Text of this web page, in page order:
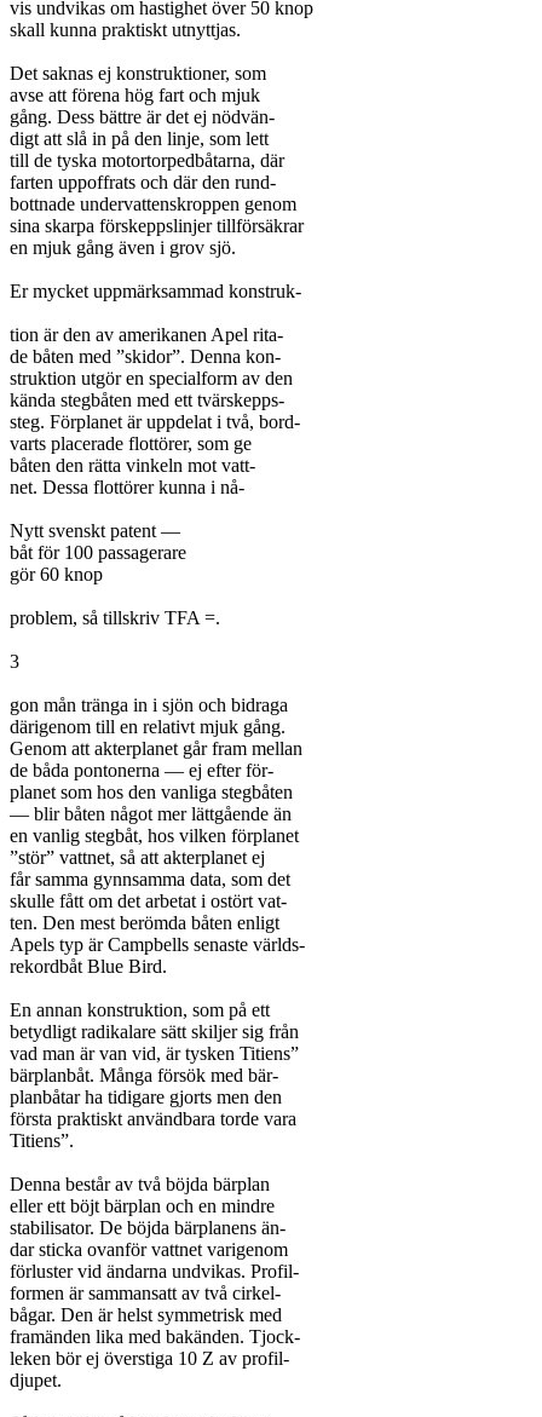
vis undvikas om hastighet över 50 knop
skall kunna praktiskt utnyttjas.
Det saknas ej konstruktioner, som
avse att förena hög fart och mjuk
gång. Dess bättre är det ej nödvän-
digt att slå in på den linje, som lett
till de tyska motortorpedbåtarna, där
farten uppoffrats och där den rund-
bottnade undervattenskroppen genom
sina skarpa förskeppslinjer tillförsäkrar
en mjuk gång även i grov sjö.
Er mycket uppmärksammad konstruk-
tion är den av amerikanen Apel rita-
de båten med ”skidor”. Denna kon-
struktion utgör en specialform av den
kända stegbåten med ett tvärskepps-
steg. Förplanet är uppdelat i två, bord-
varts placerade flottörer, som ge
båten den rätta vinkeln mot vatt-
net. Dessa flottörer kunna i nå-
Nytt svenskt patent —
båt för 100 passagerare
gör 60 knop
problem, så tillskriv TFA =.
3
gon mån tränga in i sjön och bidraga
därigenom till en relativt mjuk gång.
Genom att akterplanet går fram mellan
de båda pontonerna — ej efter för-
planet som hos den vanliga stegbåten
— blir båten något mer lättgående än
en vanlig stegbåt, hos vilken förplanet
”stör” vattnet, så att akterplanet ej
får samma gynnsamma data, som det
skulle fått om det arbetat i ostört vat-
ten. Den mest berömda båten enligt
Apels typ är Campbells senaste världs-
rekordbåt Blue Bird.
En annan konstruktion, som på ett
betydligt radikalare sätt skiljer sig från
vad man är van vid, är tysken Titiens”
bärplanbåt. Många försök med bär-
planbåtar ha tidigare gjorts men den
första praktiskt användbara torde vara
Titiens”.
Denna består av två böjda bärplan
eller ett böjt bärplan och en mindre
stabilisator. De böjda bärplanens än-
dar sticka ovanför vattnet varigenom
förluster vid ändarna undvikas. Profil-
formen är sammansatt av två cirkel-
bågar. Den är helst symmetrisk med
framänden lika med bakänden. Tjock-
leken bör ej överstiga 10 Z av profil-
djupet.